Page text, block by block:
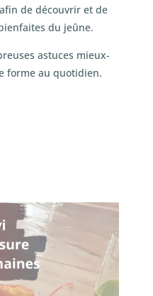
de découvrir et de
du jeûne.
astuces mieux-
forme au quotidien.